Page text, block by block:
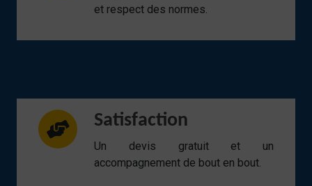
et respect des normes.
Satisfaction
Un devis gratuit et un
accompagnement de bout en bout.